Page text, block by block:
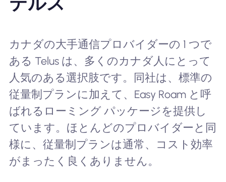
カナダの大手通信プロバイダーの 1 つで
ある Telus は、多くのカナダ人にとって
人気のある選択肢です。同社は、標準の
従量制プランに加えて、Easy Roam と呼
ばれるローミング パッケージを提供し
ています。ほとんどのプロバイダーと同
様に、従量制プランは通常、コスト効率
がまったく良くありません。